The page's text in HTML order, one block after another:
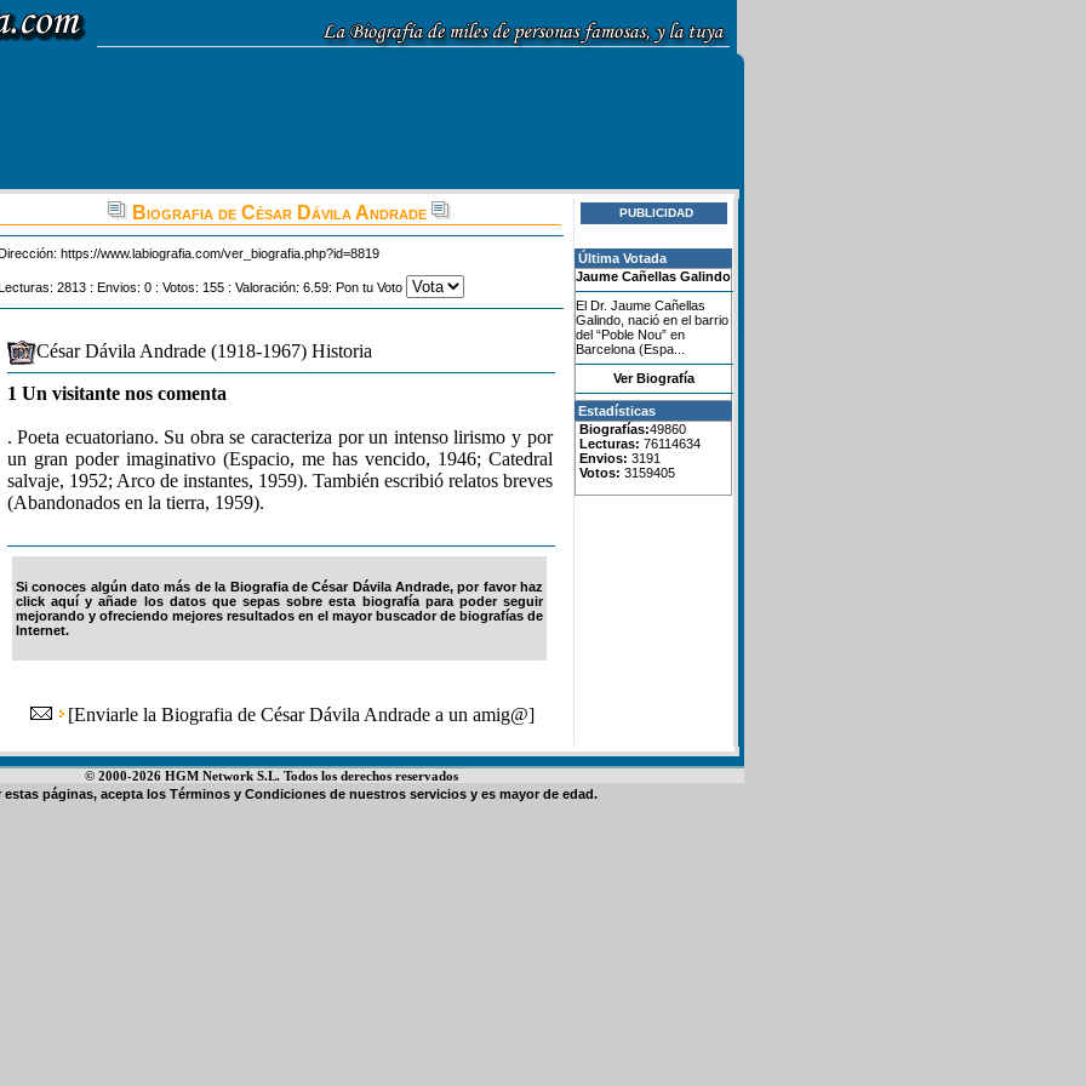
Biografia de César Dávila Andrade
https://www.labiografia.com/ver_biografia.php?id=8819
2813 : Envios: 0 : Votos: 155 : Valoración: 6.59: Pon tu Voto
César Dávila Andrade (1918-1967) Historia
1 Un visitante nos comenta
. Poeta ecuatoriano. Su obra se caracteriza por un intenso lirismo y por
un gran poder imaginativo (Espacio, me has vencido, 1946; Catedral
salvaje, 1952; Arco de instantes, 1959). También escribió relatos breves
(Abandonados en la tierra, 1959).
Si conoces algún dato más de la Biografia de César Dávila Andrade, por favor haz
click aquí y añade los datos que sepas sobre esta biografía para poder seguir
mejorando y ofreciendo mejores resultados en el mayor buscador de biografías de
Internet.
[Enviarle la Biografia de César Dávila Andrade a un amig@]
PUBLICIDAD
Última Votada
Jaume Cañellas Galindo
El Dr. Jaume Cañellas
Galindo, nació en el barrio
del “Poble Nou” en
Barcelona (Espa...
Ver Biografía
Estadísticas
Biografías:49860
Lecturas: 76114634
Envios: 3191
Votos: 3159405
© 2000-2026 HGM Network S.L. Todos los derechos reservados
estas páginas, acepta los Términos y Condiciones de nuestros servicios y es mayor de edad.